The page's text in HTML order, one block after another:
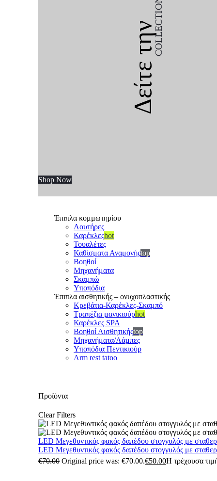
Δείτε τηνCOLLECTION
Shop Now
Έπιπλα κομμωτηρίου
Λουτήρες
Καρέκλεςhot
Τουαλέτες
Καθίσματα Αναμονήςtop
Βοηθοί
Μηχανήματα
Σκαμπώ
Υποπόδια
Έπιπλα αισθητικής – ονυχοπλαστικής
Κρεβάτια-Καρέκλες-Σκαμπό
Τραπέζια μανικιούρhot
Καρέκλες SPA
Βοηθοί Αισθητικήςtop
Μηχανήματα/Λάμπες
Υποπόδια Πεντικιούρ
Arm rest tatoo
Προϊόντα
Clear Filters
LED Μεγεθυντικός φακός δαπέδου στογγυλός με
LED Μεγεθυντικός φακός δαπέδου στογγυλός με
€70.00 Original price was: €70.00.€50.00Η τρέχουσα